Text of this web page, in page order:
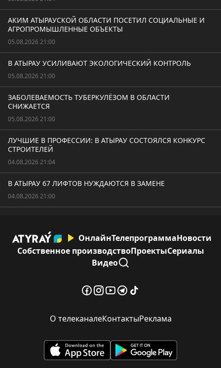
АКИМ АТЫРАУСКОЙ ОБЛАСТИ ПОСЕТИЛ СОЦИАЛЬНЫЕ И
АГРОПРОМЫШЛЕННЫЕ ОБЪЕКТЫ
05.08.2026 21:00
В АТЫРАУ УСИЛИВАЮТ ЭКОЛОГИЧЕСКИЙ КОНТРОЛЬ
05.08.2026 21:00
ЗАБОЛЕВАЕМОСТЬ ТУБЕРКУЛЁЗОМ В ОБЛАСТИ
СНИЖАЕТСЯ
05.08.2026 21:00
ЛУЧШИЕ В ПРОФЕССИИ: В АТЫРАУ СОСТОЯЛСЯ КОНКУРС
СТРОИТЕЛЕЙ
04.08.2026 21:04
В АТЫРАУ 67 ЛИФТОВ НУЖДАЮТСЯ В ЗАМЕНЕ
04.08.2026 21:00
ОнлайнТелепрограммаНовости
Собственное производствоПроектыСериалы
Видео
О телеканалеКонтактыРеклама